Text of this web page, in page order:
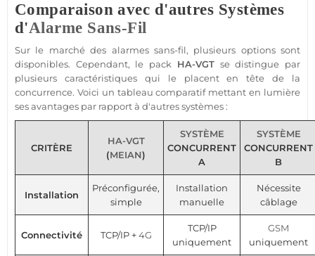
Comparaison avec d'autres Systèmes
d'Alarme Sans-Fil
Sur le marché des alarmes sans-fil, plusieurs options sont
disponibles. Cependant, le pack HA-VGTse distingue par
plusieurs caractéristiques qui le placent en tête de la
concurrence. Voici un tableau comparatif mettant en lumière
ses avantages par rapport à d'autres systèmes :
CRITÈRE
HA-VGT
(MEIAN)
SYSTÈME
CONCURRENT
A
SYSTÈME
CONCURRENT
B
Installation
Préconfigurée,
simple
Installation
manuelle
Nécessite
câblage
Connectivité TCP/IP +4G
TCP/IP
uniquement
GSM
uniquement